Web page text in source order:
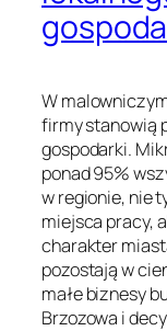
W
firmy stanowią
gospodarki.
ponad 95%
w regionie, nie
miejsca pracy,
charakter
pozostają w
małe biznesy
Brzozowa i